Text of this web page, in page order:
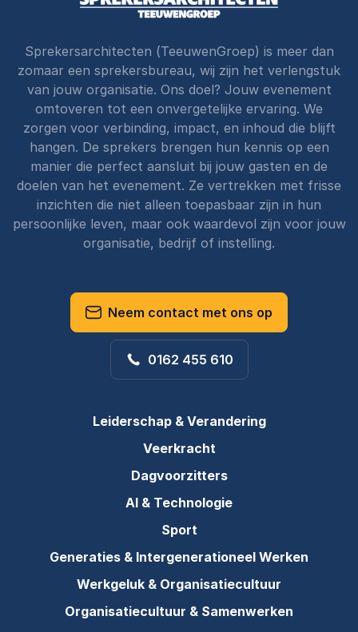
Sprekersarchitecten (TeeuwenGroep) is meer dan
zomaar een sprekersbureau, wij zijn het verlengstuk
van jouw organisatie. Ons doel? Jouw evenement
omtoveren tot een onvergetelijke ervaring. We
zorgen voor verbinding, impact, en inhoud die blijft
hangen. De sprekers brengen hun kennis op een
manier die perfect aansluit bij jouw gasten en de
doelen van het evenement. Ze vertrekken met frisse
inzichten die niet alleen toepasbaar zijn in hun
persoonlijke leven, maar ook waardevol zijn voor jouw
organisatie, bedrijf of instelling.
Neem contact met ons op
0162 455 610
Leiderschap & Verandering
Veerkracht
Dagvoorzitters
AI & Technologie
Sport
Generaties & Intergenerationeel Werken
Werkgeluk & Organisatiecultuur
Organisatiecultuur & Samenwerken